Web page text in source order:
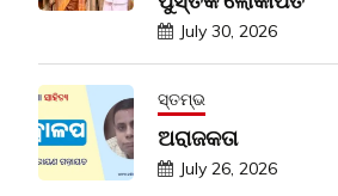
July 30, 2026
ସ୍ତମ୍ଭ
ଅରାଜକତା
July 26, 2026